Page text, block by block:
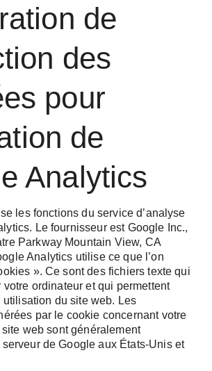
de
des
pour
de
Analytics
les fonctions du service d’analyse
Le fournisseur est Google Inc.,
Parkway Mountain View, CA
Analytics utilise ce que l’on
». Ce sont des fichiers texte qui
votre ordinateur et qui permettent
utilisation du site web. Les
par le cookie concernant votre
web sont généralement
de Google aux États-Unis et
intéressent.
une ou les deux
: Informations actuelles sur nos
passionnantes de
et événements à venir.
: Informations techniques
pour la planification et la
réussies de vos réseaux vidéo et
*